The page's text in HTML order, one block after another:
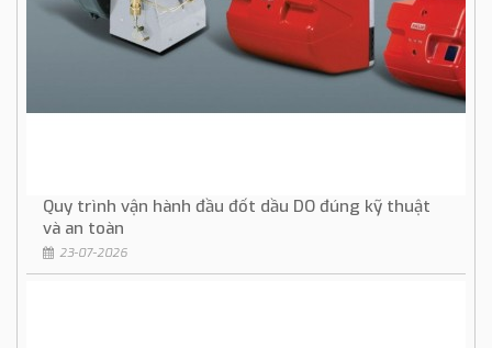
Quy trình vận hành đầu đốt dầu DO đúng kỹ thuật
và an toàn
23-07-2026